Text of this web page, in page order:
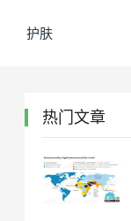
护肤
热门文章